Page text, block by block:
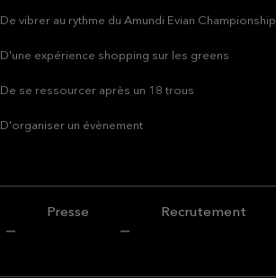
De vibrer au rythme du Amundi Evian Championship
D'une expérience shopping sur les greens
De se ressourcer après un 18 trous
D'organiser un évènement
Presse Recrutement